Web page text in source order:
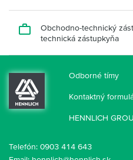
Obchodno-technický
technická zástupkyňa
Odborné tímy
Kontaktný
HENNLICH
Telefón: 0903 414 643